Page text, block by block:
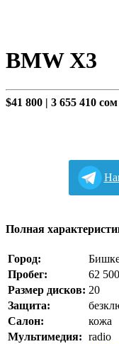
BMW X3
$41 800 | 3 655 410 сом
Полная
Город:
Пробег:
62 500
Размер дисков: 20
Защита:
Салон:
кожа
Мультимедия: radio